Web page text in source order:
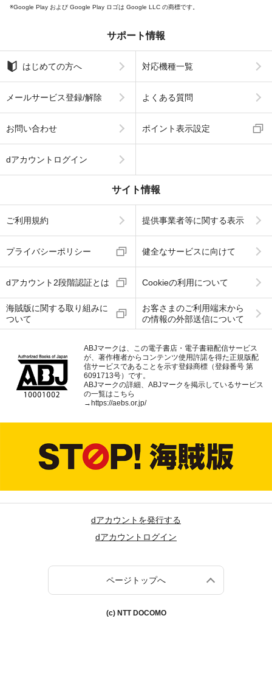
Google Play および Google Play ロゴは Google LLC の商標です。
サポート情報
はじめての方へ 対応機種一覧
メールサービス登録/解除 よくある質問
お問い合わせ ポイント表示設定
dアカウントログイン
サイト情報
ご利用規約 提供事業者等に関する表示
プライバシーポリシー 健全なサービスに向けて
dアカウント2段階認証とは Cookieの利用について
海賊版に関する取り組みに
ついて
お客さまのご利用端末から
の情報の外部送信について
ABJマークは、この電子書店・電子書籍配信サービス
が、著作権者からコンテンツ使用許諾を得た正規版配
信サービスであることを示す登録商標（登録番号 第
6091713号）です。
ABJマークの詳細、ABJマークを掲示しているサービス
の一覧はこちら
→ https://aebs.or.jp/
dアカウントを発行する
dアカウントログイン
ページトップへ
(c) NTT DOCOMO